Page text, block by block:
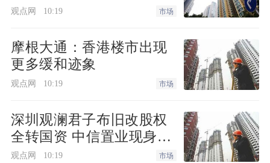
观点网 10:19 市场
摩根大通：香港楼市出现
更多缓和迹象
观点网 10:19 市场
深圳观澜君子布旧改股权
全转国资 中信置业现身动
工仪式
观点网 10:19 市场